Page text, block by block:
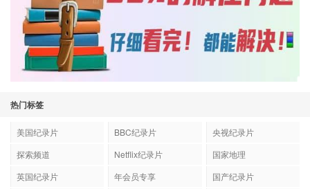
热门标签
美国纪录片 BBC纪录片
央视纪录片
探索频道
Netflix纪录片
国家地理
英国纪录片
年会员专享
国产纪录片